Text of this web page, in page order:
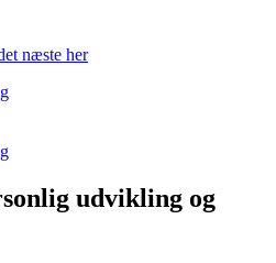
udvikling og